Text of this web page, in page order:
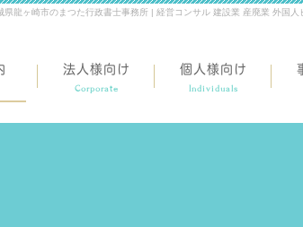
県龍ヶ崎市のまつた行政書士事務所 | 経営コンサル 建設業 産廃業 外国人
法人様向け
Corporate
個人様向け
Individuals